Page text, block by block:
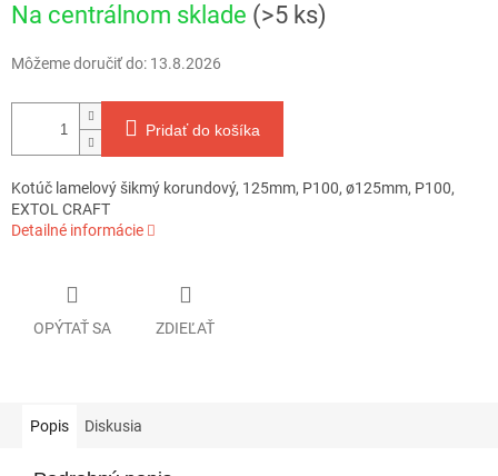
cena:
Na centrálnom sklade (>5 ks)
Môžeme doručiť do: 13.8.2026
Pridať do košíka
Kotúč lamelový šikmý korundový, 125mm, P100, ø125mm, P100,
EXTOL CRAFT
Detailné informácie
OPÝTAŤ SA ZDIEĽAŤ
Popis Diskusia